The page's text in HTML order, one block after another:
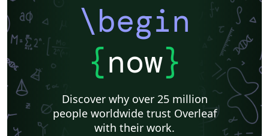
\begin
{now}
Discover why over 25 million
people worldwide trust Overleaf
with their work.